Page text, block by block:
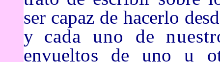
ser capaz de hacerlo
y cada uno de
envueltos de uno u